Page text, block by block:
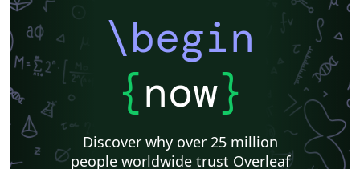
\begin
{now}
Discover why over 25 million
people worldwide trust Overleaf